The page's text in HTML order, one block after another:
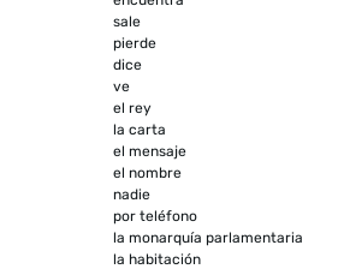
sale
pierde
dice
ve
el rey
la carta
el mensaje
el nombre
nadie
por teléfono
la monarquía parlamentaria
la habitación